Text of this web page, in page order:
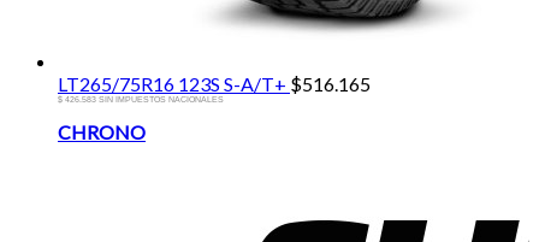
LT265/75R16 123S S-A/T+ $516.165
$ 426.583 SIN IMPUESTOS NACIONALES
Brands
CHRONO